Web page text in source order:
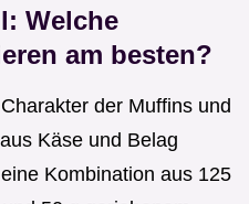
Welche
am besten?
der Muffins und
Käse und Belag
Kombination aus 125